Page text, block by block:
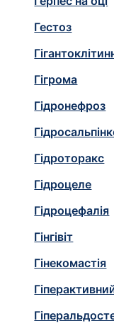
Гестоз
Гігрома
Гідронефроз
Гідроторакс
Гідроцеле
Гідроцефалія
Гінгівіт
Гінекомастія